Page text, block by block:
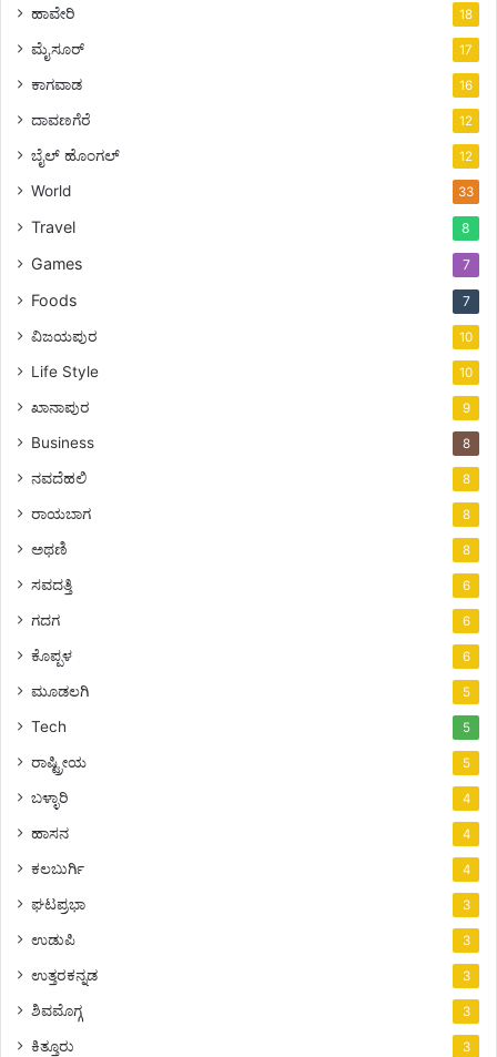
ಹಾವೇರಿ 18
ಮೈಸೂರ್ 17
ಕಾಗವಾಡ 16
ದಾವಣಗೆರೆ 12
ಬೈಲ್ ಹೊಂಗಲ್ 12
World 33
Travel 8
Games 7
Foods 7
ವಿಜಯಪುರ 10
Life Style 10
ಖಾನಾಪುರ 9
Business 8
ನವದೆಹಲಿ 8
ರಾಯಬಾಗ 8
ಅಥಣಿ 8
ಸವದತ್ತಿ 6
ಗದಗ 6
ಕೊಪ್ಪಳ 6
ಮೂಡಲಗಿ 5
Tech 5
ರಾಷ್ಟ್ರೀಯ 5
ಬಳ್ಳಾರಿ 4
ಹಾಸನ 4
ಕಲಬುರ್ಗಿ 4
ಘಟಪ್ರಭಾ 3
ಉಡುಪಿ 3
ಉತ್ತರಕನ್ನಡ 3
ಶಿವಮೊಗ್ಗ 3
ಕಿತ್ತೂರು 3